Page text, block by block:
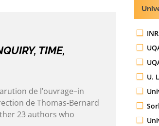
TIME,
de l’ouvrage–in
de Thomas-Bernard
23 authors who
U.